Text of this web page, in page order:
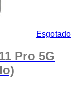
Esgotado
Pro 5G